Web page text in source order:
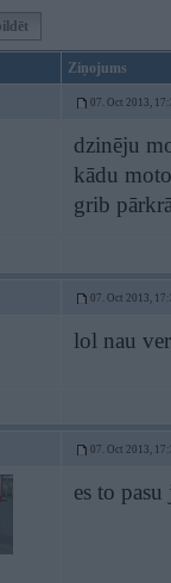
Ziņojums
07. Oct 2013,
dzinēju
kādu
grib
07. Oct 2013,
lol nau
07. Oct 2013,
es to